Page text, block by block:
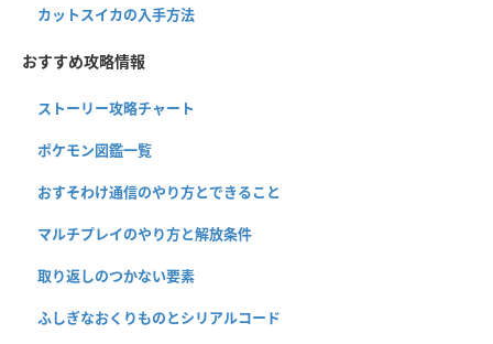
カットスイカの入手方法
おすすめ攻略情報
ストーリー攻略チャート
ポケモン図鑑一覧
おすそわけ通信のやり方とできること
マルチプレイのやり方と解放条件
取り返しのつかない要素
ふしぎなおくりものとシリアルコード